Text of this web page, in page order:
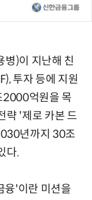
)이 지난해 친
투자 등에 지원
2000억원을 목
략 '제로 카본 드
년까지 30조
다.
융'이란 미션을